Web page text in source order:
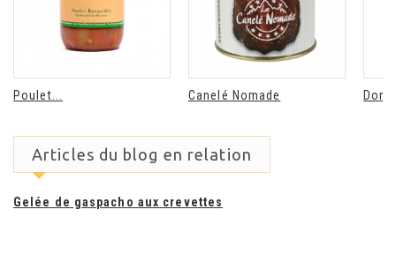
Poulet... Canelé Nomade
Articles du blog en relation
Gelée de gaspacho aux crevettes